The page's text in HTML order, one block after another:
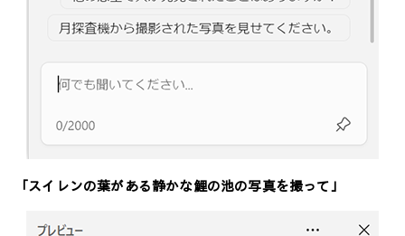
「スイレンの葉がある静かな鯉の池の写真を撮って」